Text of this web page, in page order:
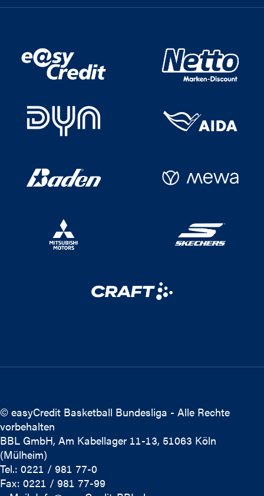
© easyCredit Basketball Bundesliga - Alle Rechte
vorbehalten
BBL GmbH, Am Kabellager 11-13, 51063 Köln
(Mülheim)
Tel.: 0221 / 981 77-0
Fax: 0221 / 981 77-99